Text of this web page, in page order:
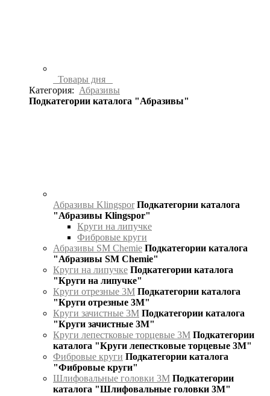
Товары дня
Категория: Абразивы
Подкатегории каталога "Абразивы"
Абразивы Klingspor Подкатегории каталога
"Абразивы Klingspor"
Круги на липучке
Фибровые круги
Абразивы SM Chemie Подкатегории каталога
"Абразивы SM Chemie"
Круги на липучке Подкатегории каталога
"Круги на липучке"
Круги отрезные 3М Подкатегории каталога
"Круги отрезные 3М"
Круги зачистные 3М Подкатегории каталога
"Круги зачистные 3М"
Круги лепестковые торцевые 3М Подкатегории
каталога "Круги лепестковые торцевые 3М"
Фибровые круги Подкатегории каталога
"Фибровые круги"
Шлифовальные головки 3М Подкатегории
каталога "Шлифовальные головки 3М"